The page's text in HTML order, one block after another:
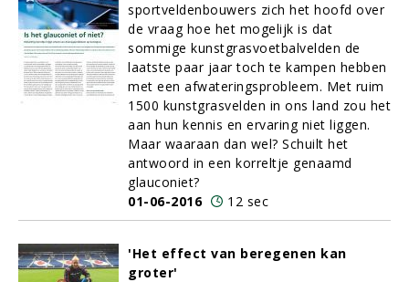
sportveldenbouwers zich het hoofd over
de vraag hoe het mogelijk is dat
sommige kunstgrasvoetbalvelden de
laatste paar jaar toch te kampen hebben
met een afwateringsprobleem. Met ruim
1500 kunstgrasvelden in ons land zou het
aan hun kennis en ervaring niet liggen.
Maar waaraan dan wel? Schuilt het
antwoord in een korreltje genaamd
glauconiet?
01-06-2016
12 sec
'Het effect van beregenen kan
groter'